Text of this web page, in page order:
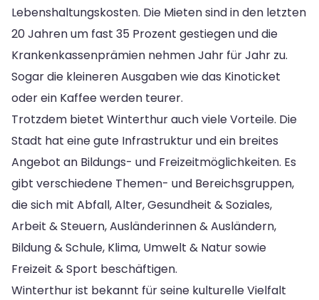
Lebenshaltungskosten. Die Mieten sind in den letzten
20 Jahren um fast 35 Prozent gestiegen und die
Krankenkassenprämien nehmen Jahr für Jahr zu.
Sogar die kleineren Ausgaben wie das Kinoticket
oder ein Kaffee werden teurer.
Trotzdem bietet Winterthur auch viele Vorteile. Die
Stadt hat eine gute Infrastruktur und ein breites
Angebot an Bildungs- und Freizeitmöglichkeiten. Es
gibt verschiedene Themen- und Bereichsgruppen,
die sich mit Abfall, Alter, Gesundheit & Soziales,
Arbeit & Steuern, Ausländerinnen & Ausländern,
Bildung & Schule, Klima, Umwelt & Natur sowie
Freizeit & Sport beschäftigen.
Winterthur ist bekannt für seine kulturelle Vielfalt